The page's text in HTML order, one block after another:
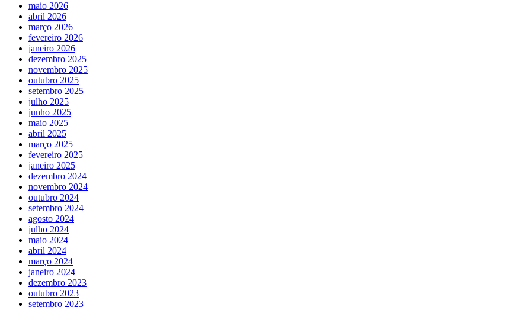
maio 2026
abril 2026
março 2026
fevereiro 2026
janeiro 2026
dezembro 2025
novembro 2025
outubro 2025
setembro 2025
julho 2025
junho 2025
maio 2025
abril 2025
março 2025
fevereiro 2025
janeiro 2025
dezembro 2024
novembro 2024
outubro 2024
setembro 2024
agosto 2024
julho 2024
maio 2024
abril 2024
março 2024
janeiro 2024
dezembro 2023
outubro 2023
setembro 2023